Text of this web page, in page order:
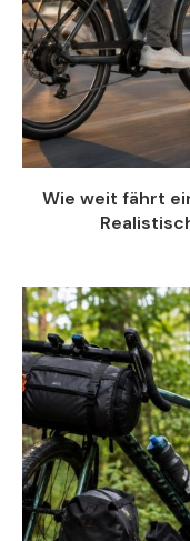
Wie weit fährt